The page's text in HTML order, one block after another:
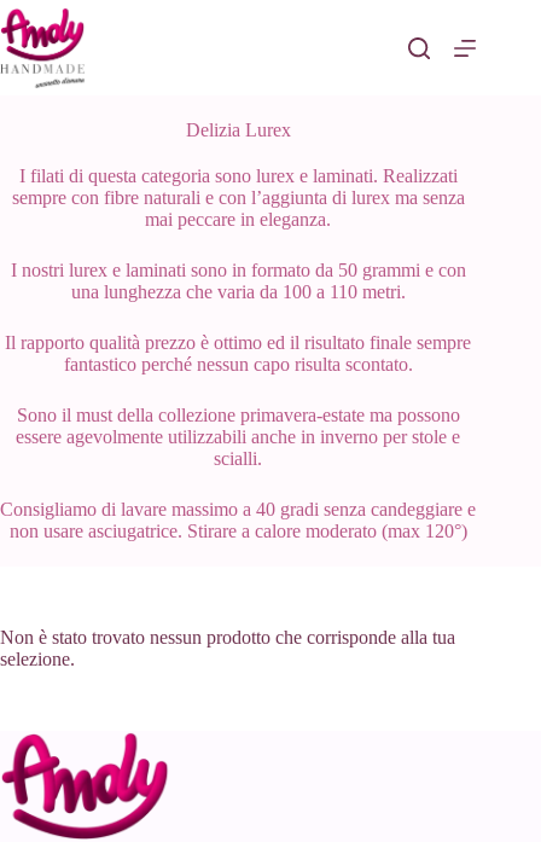
Salta
al
contenuto
Delizia Lurex
I filati di questa categoria sono lurex e laminati. Realizzati
sempre con fibre naturali e con l’aggiunta di lurex ma senza
mai peccare in eleganza.
I nostri lurex e laminati sono in formato da 50 grammi e con
una lunghezza che varia da 100 a 110 metri.
Il rapporto qualità prezzo è ottimo ed il risultato finale sempre
fantastico perché nessun capo risulta scontato.
Sono il must della collezione primavera-estate ma possono
essere agevolmente utilizzabili anche in inverno per stole e
scialli.
Consigliamo di lavare massimo a 40 gradi senza candeggiare e
non usare asciugatrice. Stirare a calore moderato (max 120°)
Non è stato trovato nessun prodotto che corrisponde alla tua
selezione.